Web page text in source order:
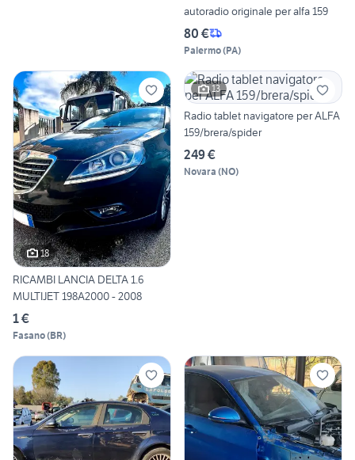
autoradio originale per alfa 159
80 €
Palermo(PA)
18
RICAMBI LANCIA DELTA 1.6
MULTIJET 198A2000 - 2008
1 €
Fasano(BR)
13
Radio tablet navigatore per ALFA
159/brera/spider
249 €
Novara (NO)